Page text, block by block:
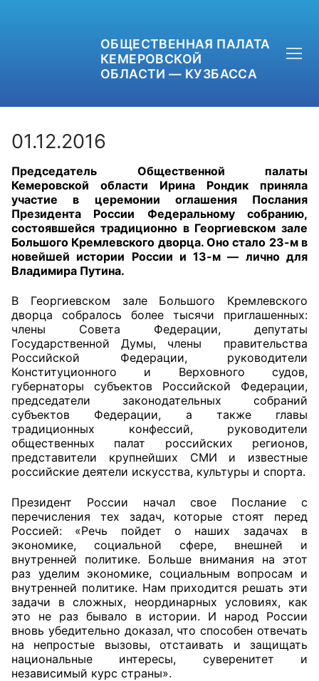
ОБЩЕСТВЕННАЯ ПАЛАТА
КЕМЕРОВСКОЙ
ОБЛАСТИ — КУЗБАССА
+7 (3842) 58-82-40
OPKO42@BK.RU
ОБРАТНАЯ СВЯЗЬ
Главная
Общественные советы
Общественные советы при территориальных
органах федеральных органов
исполнительной власти
Общественные советы по проведению
независимой оценки качества условий
оказания услуг
О Палате
Структура Палаты
Комиссии
Экспертный совет ОП КО
Совет ОП КО
01.12.2016
Председатель Общественной палаты
Кемеровской области Ирина Рондик приняла
участие в церемонии оглашения Послания
Президента России Федеральному собранию,
состоявшейся традиционно в Георгиевском зале
Большого Кремлевского дворца. Оно стало 23-м в
новейшей истории России и 13-м — лично для
Владимира Путина.
В Георгиевском зале Большого Кремлевского
дворца собралось более тысячи приглашенных:
члены Совета Федерации, депутаты
Государственной Думы, члены правительства
Российской Федерации, руководители
Конституционного и Верховного судов,
губернаторы субъектов Российской Федерации,
председатели законодательных собраний
субъектов Федерации, а также главы
традиционных конфессий, руководители
общественных палат российских регионов,
представители крупнейших СМИ и известные
российские деятели искусства, культуры и спорта.
Президент России начал свое Послание с
перечисления тех задач, которые стоят перед
Россией: «Речь пойдет о наших задачах в
экономике, социальной сфере, внешней и
внутренней политике. Больше внимания на этот
раз уделим экономике, социальным вопросам и
внутренней политике. Нам приходится решать эти
задачи в сложных, неординарных условиях, как
это не раз бывало в истории. И народ России
вновь убедительно доказал, что способен отвечать
на непростые вызовы, отстаивать и защищать
национальные интересы, суверенитет и
независимый курс страны».